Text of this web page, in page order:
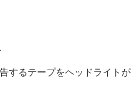
するテープをヘッドライトが